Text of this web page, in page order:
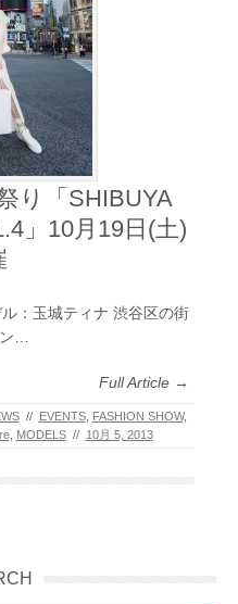
り「SHIBUYA
」10月19日(土)
：玉城ティナ 渋谷区の街
…
Full Article →
// EVENTS, FASHION SHOW,
, MODELS // 10月 5, 2013